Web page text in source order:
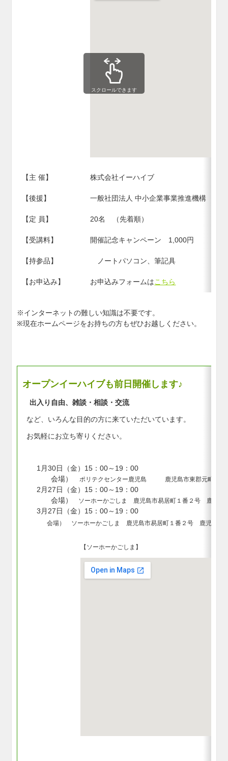
【主 催】 株式会社イーハイブ
【後援】 一般社団法人 中小企業事業推進機構
【定 員】 20名 （先着順）
【受講料】 開催記念キャンペーン 1,000円
【持参品】 ノートパソコン、筆記具
【お申込み】 お申込みフォームはこちら
スクロールできます
※インターネットの難しい知識は不要です。
※現在ホームページをお持ちの方もぜひお越しください。
オープンイーハイブも前日開催します♪
出入り自由、雑談・相談・交流
など、いろんな目的の方に来ていただいています。
お気軽にお立ち寄りください。
1月30日（金）15：00～19：00
会場） ポリテクセンター鹿児島 鹿児島市東郡元町14番
2月27日（金）15：00～19：00
会場）
ソーホーかごしま 鹿児島市易居町１番２号 鹿児島
3月27日（金）15：00～19：00
会場） ソーホーかごしま 鹿児島市易居町１番２号 鹿児島市
【ソーホーかごしま】